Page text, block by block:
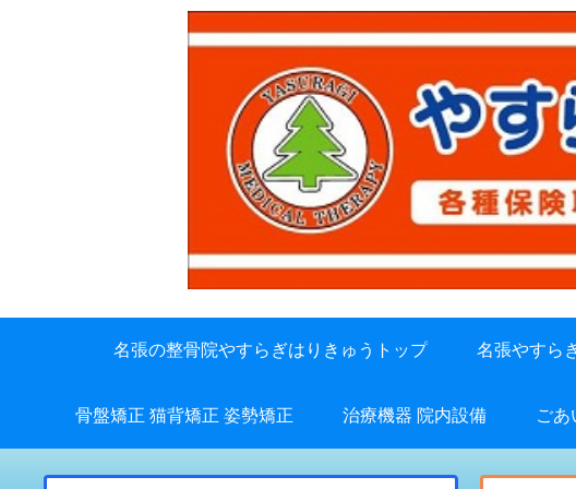
名張の整骨院やすらぎはりきゅうトップ 名張やすら
骨盤矯正 猫背矯正 姿勢矯正 治療機器 院内設備 ごあ